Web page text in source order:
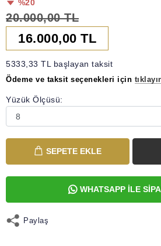
%20
20.000,00 TL
16.000,00 TL
5333,33 TL başlayan taksit
Ödeme ve taksit seçenekleri için
Yüzük Ölçüsü:
SEPETE EKLE
WHATSAPP İLE
Paylaş